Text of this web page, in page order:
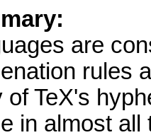
are
rules
of TeX's
in almost